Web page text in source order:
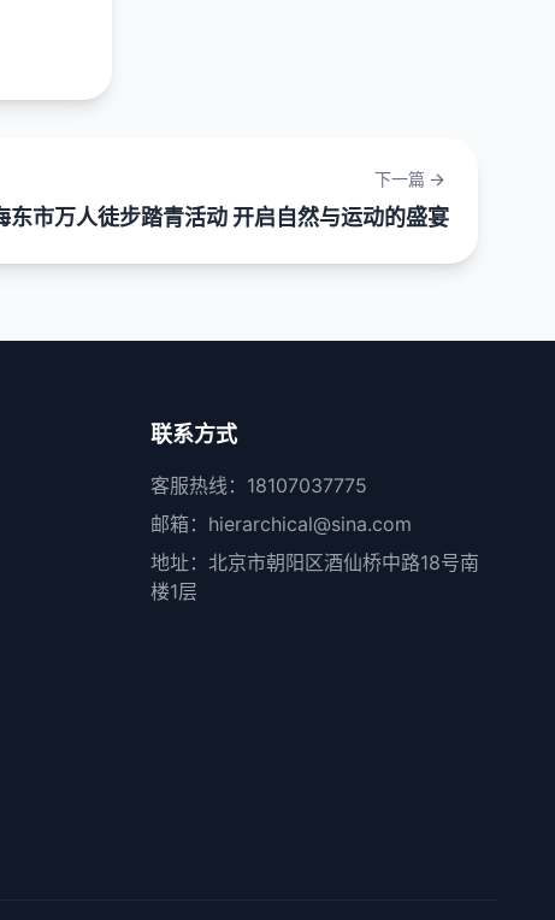
下一篇
东市万人徒步踏青活动 开启自然与运动的盛宴
联系方式
客服热线：18107037775
邮箱：hierarchical@sina.com
地址：北京市朝阳区酒仙桥中路18号南
楼1层